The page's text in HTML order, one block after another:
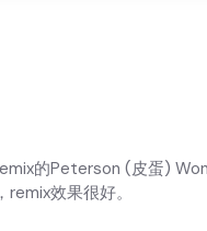
的Peterson (皮蛋)
效果很好。